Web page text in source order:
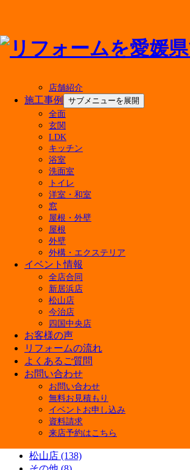
店舗紹介
施工事例
サブメニューを展開
全面
玄関
LDK
キッチン
浴室
洗面室
トイレ
洋室・和室
窓
屋根・外壁
屋根
外壁
外構・エクステリア
イベント情報
全店合同
新居浜店
松山店
今治店
四国中央店
お客様の声
リフォームの流れ
よくあるご質問
お問い合わせ
お問い合わせ
無料お見積もり
イベントお申し込み
資料請求
来店予約はこちら
メニューを閉じる
最新の投稿
マンションのお風呂リフォー
500万円のリフォームで後悔し
キッチン水栓の交換費用の相
屋根リフォームの補助金はい
【6月27日・28日開催】4店舗
今週末 家族みんなで楽しめる
【費用相場】タンク一体型ト
戸建てフルリノベーションで
暑くなる前にやっておきたい
キッチンリフォームはDIYで
カテゴリー
快眠リフォーム (3)
ペットと暮らす幸せリフォーム (5)
商品紹介 (3)
施工ブログ (5)
補助金 (7)
Youtube (7)
イベント情報 (38)
施工事例 (13)
新居浜店 (145)
四国中央店 (133)
松山店 (138)